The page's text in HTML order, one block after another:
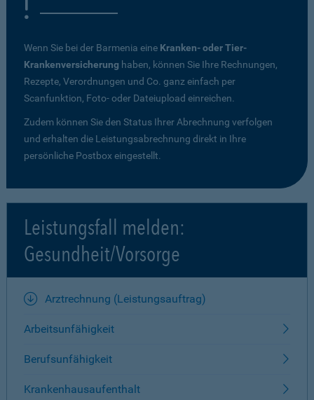
Wenn Sie bei der Barmenia eine Kranken- oder Tier-
Krankenversicherung haben, können Sie Ihre Rechnungen,
Rezepte, Verordnungen und Co. ganz einfach per
Scanfunktion, Foto- oder Dateiupload einreichen.
Zudem können Sie den Status Ihrer Abrechnung verfolgen
und erhalten die Leistungsabrechnung direkt in Ihre
persönliche Postbox eingestellt.
Leistungsfall melden:
Gesundheit/Vorsorge
Arztrechnung (Leistungsauftrag)
Arbeitsunfähigkeit
Berufsunfähigkeit
Krankenhausaufenthalt